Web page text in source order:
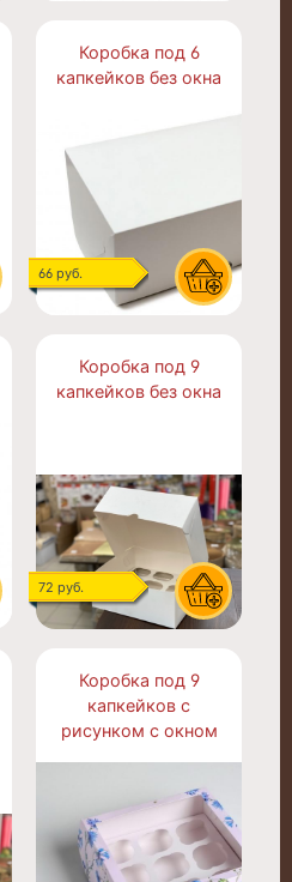
66 руб.
Коробка под 6
капкейков без окна
72 руб.
Коробка под 9
капкейков без окна
Коробка под 9
капкейков с
рисунком с окном